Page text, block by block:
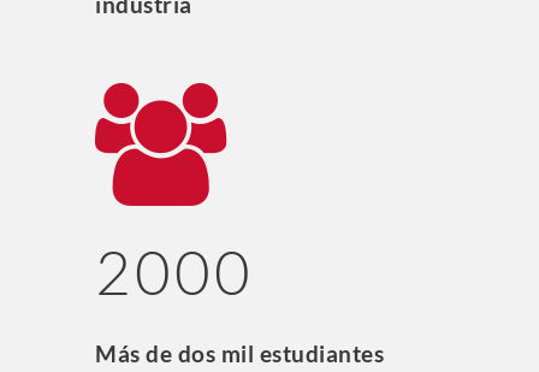
2000
Más de dos mil estudiantes